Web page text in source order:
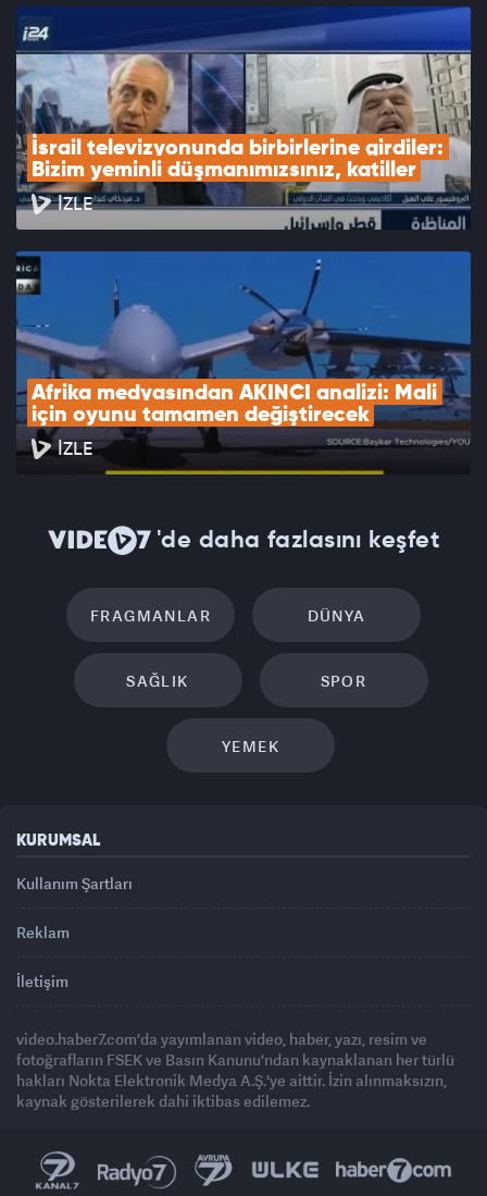
İsrail televizyonunda birbirlerine girdiler:
Bizim yeminli düşmanımızsınız, katiller
İZLE
Afrika medyasından AKINCI analizi: Mali
için oyunu tamamen değiştirecek
İZLE
'de daha fazlasını keşfet
FRAGMANLAR DÜNYA
SAĞLIK SPOR
YEMEK
KURUMSAL
Kullanım Şartları
Reklam
İletişim
video.haber7.com'da yayımlanan video, haber, yazı, resim ve
fotoğrafların FSEK ve Basın Kanunu'ndan kaynaklanan her türlü
hakları Nokta Elektronik Medya A.Ş.'ye aittir. İzin alınmaksızın,
kaynak gösterilerek dahi iktibas edilemez.